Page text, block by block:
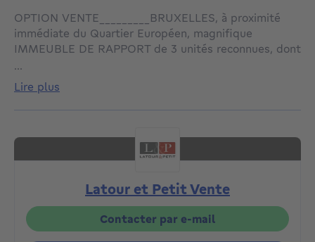
OPTION VENTE_________BRUXELLES, à proximité
immédiate du Quartier Européen, magnifique
IMMEUBLE DE RAPPORT de 3 unités reconnues, dont
des matériaux de qualité et rénové en 2000, il se
compose, au rez-de-chaussée, d’une surface
commerciale de 75m² et, aux 1er et 2e étages, de
Les appartements des deux premiers étages se
composent comme suit : hall d’entrée avec toilette
super équipée avec balcon, une chambre et une salle
de bain. Au 3e étage : combles aménagés de 50m²
composés comme suit : hall d’entrée avec toilette
visiteurs, salon, salle à manger, cuisine américaine
...
lire plus
Latour et Petit Vente
Contacter par e-mail